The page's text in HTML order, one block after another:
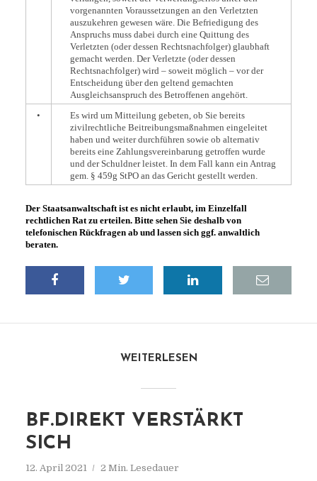
vorgenannten Voraussetzungen an den Verletzten
auszukehren gewesen wäre. Die Befriedigung des
Anspruchs muss dabei durch eine Quittung des
Verletzten (oder dessen Rechtsnachfolger) glaubhaft
gemacht werden. Der Verletzte (oder dessen
Rechtsnachfolger) wird – soweit möglich – vor der
Entscheidung über den geltend gemachten
Ausgleichsanspruch des Betroffenen angehört.
•
Es wird um Mitteilung gebeten, ob Sie bereits
zivilrechtliche Beitreibungsmaßnahmen eingeleitet
haben und weiter durchführen sowie ob alternativ
bereits eine Zahlungsvereinbarung getroffen wurde
und der Schuldner leistet. In dem Fall kann ein Antrag
gem. § 459g StPO an das Gericht gestellt werden.
Der Staatsanwaltschaft ist es nicht erlaubt, im Einzelfall
rechtlichen Rat zu erteilen. Bitte sehen Sie deshalb von
telefonischen Rückfragen ab und lassen sich ggf. anwaltlich
beraten.
WEITERLESEN
BF.DIREKT VERSTÄRKT
SICH
12. April 2021 2 Min. Lesedauer